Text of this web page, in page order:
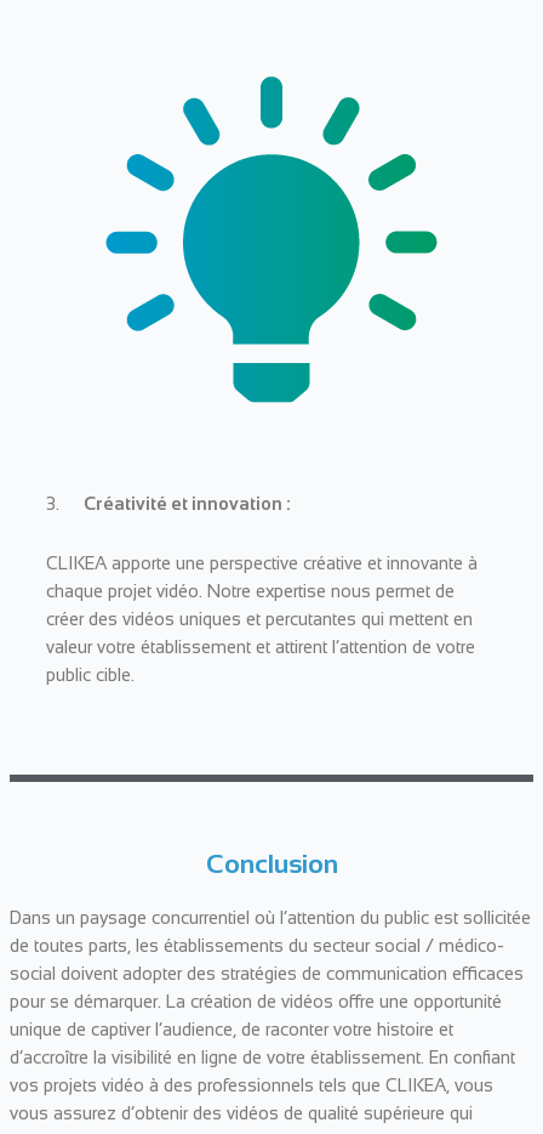
3. Créativité et innovation :
CLIKEA apporte une perspective créative et innovante à
chaque projet vidéo. Notre expertise nous permet de
créer des vidéos uniques et percutantes qui mettent en
valeur votre établissement et attirent l’attention de votre
public cible.
Conclusion
Dans un paysage concurrentiel où l’attention du public est sollicitée
de toutes parts, les établissements du secteur social / médico-
social doivent adopter des stratégies de communication efficaces
pour se démarquer. La création de vidéos offre une opportunité
unique de captiver l’audience, de raconter votre histoire et
d’accroître la visibilité en ligne de votre établissement. En confiant
vos projets vidéo à des professionnels tels que CLIKEA, vous
vous assurez d’obtenir des vidéos de qualité supérieure qui